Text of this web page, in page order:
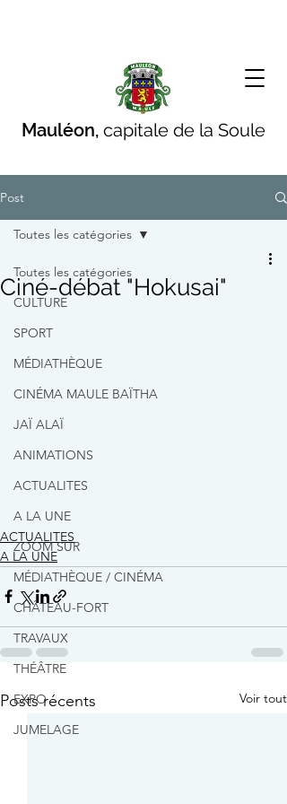
Mauléon, capitale de la Soule
Post
Toutes les catégories
CULTURE
SPORT
MÉDIATHÈQUE
CINÉMA MAULE BAÏTHA
JAÏ ALAÏ
ANIMATIONS
ACTUALITES
A LA UNE
ZOOM SUR
MÉDIATHÈQUE / CINÉMA
CHÂTEAU-FORT
TRAVAUX
THÉÂTRE
EXPO
JUMELAGE
Toutes les catégories
Ciné-débat "Hokusai"
ACTUALITES
A LA UNE
Posts récents Voir tout